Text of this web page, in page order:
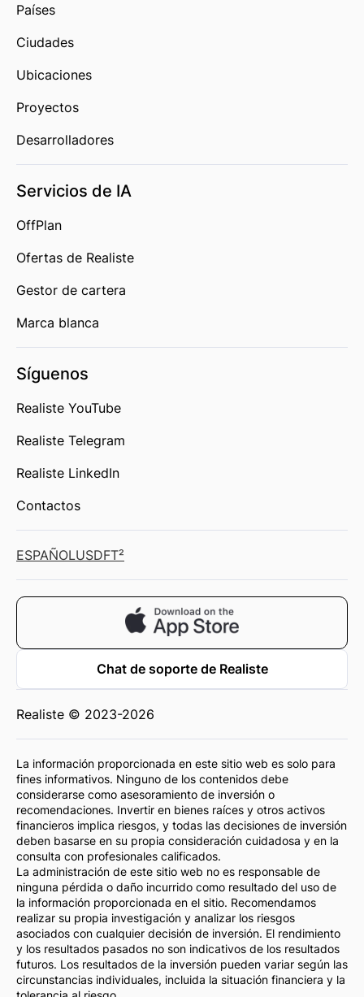
Países
Ciudades
Ubicaciones
Proyectos
Desarrolladores
Servicios de IA
OffPlan
Ofertas de Realiste
Gestor de cartera
Marca blanca
Síguenos
Realiste YouTube
Realiste Telegram
Realiste LinkedIn
Contactos
ESPAÑOLUSDFT²
Chat de soporte de Realiste
Realiste © 2023-2026
La información proporcionada en este sitio web es solo para
fines informativos. Ninguno de los contenidos debe
considerarse como asesoramiento de inversión o
recomendaciones. Invertir en bienes raíces y otros activos
financieros implica riesgos, y todas las decisiones de inversión
deben basarse en su propia consideración cuidadosa y en la
consulta con profesionales calificados.
La administración de este sitio web no es responsable de
ninguna pérdida o daño incurrido como resultado del uso de
la información proporcionada en el sitio. Recomendamos
realizar su propia investigación y analizar los riesgos
asociados con cualquier decisión de inversión. El rendimiento
y los resultados pasados no son indicativos de los resultados
futuros. Los resultados de la inversión pueden variar según las
circunstancias individuales, incluida la situación financiera y la